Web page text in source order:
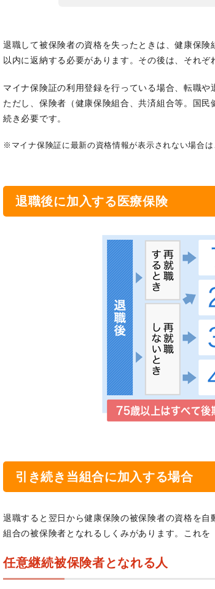
退職して被保険者の資格を失ったときは、健康保
以内に返納する必要があります。その後は、それ
マイナ保険証の利用登録を行っている場合、転職
ただし、保険者（健康保険組合、共済組合等。国
続き必要です。
※マイナ保険証に最新の資格情報が表示されない場合は
退職後に加入する医療保険
引き続き当組合に加入する場合
退職すると翌日から健康保険の被保険者の資格を
組合の被保険者となれるしくみがあります。これを
任意継続被保険者となれる人